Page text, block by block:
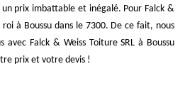
prix imbattable et inégalé. Pour Falck &
à Boussu dans le 7300. De ce fait, nous
avec Falck & Weiss Toiture SRL à Boussu
prix et votre devis !